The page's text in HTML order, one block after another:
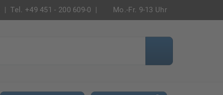
Mo.-Fr. 9-13 Uhr
Tel. +49 451 - 200 609-0 |
|